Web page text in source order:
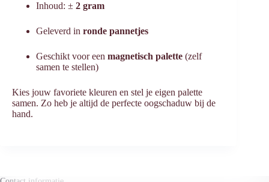
Inhoud: ± 2 gram
Geleverd in ronde pannetjes
Geschikt voor een magnetisch palette (zelf
samen te stellen)
Kies jouw favoriete kleuren en stel je eigen palette
samen. Zo heb je altijd de perfecte oogschaduw bij de
hand.